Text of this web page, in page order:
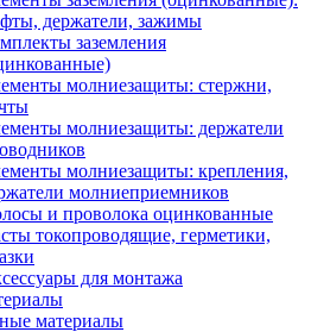
держатели, зажимы
заземления
молниезащиты: стержни,
молниезащиты: держатели
молниезащиты: крепления,
молниеприемников
и проволока оцинкованные
токопроводящие, герметики,
для монтажа
материалы